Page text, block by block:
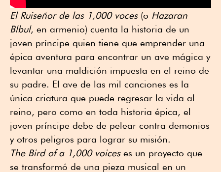
El Ruiseñor de las 1,000 voces (o Hazaran
Blbul, en armenio) cuenta la historia de un
joven príncipe quien tiene que emprender una
épica aventura para encontrar un ave mágica y
levantar una maldición impuesta en el reino de
su padre. El ave de las mil canciones es la
única criatura que puede regresar la vida al
reino, pero como en toda historia épica, el
joven príncipe debe de pelear contra demonios
y otros peligros para lograr su misión.
The Bird of a 1,000 voices es un proyecto que
se transformó de una pieza musical en un